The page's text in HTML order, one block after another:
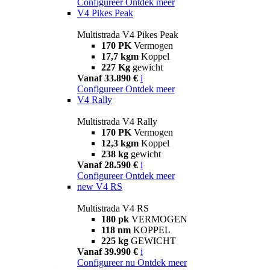
V4 Pikes Peak
Multistrada V4 Pikes Peak
170 PK Vermogen
17,7 kgm Koppel
227 Kg gewicht
Vanaf 33.890 € i
Configureer Ontdek meer
V4 Rally
Multistrada V4 Rally
170 PK Vermogen
12,3 kgm Koppel
238 kg gewicht
Vanaf 28.590 € i
Configureer Ontdek meer
new V4 RS
Multistrada V4 RS
180 pk VERMOGEN
118 nm KOPPEL
225 kg GEWICHT
Vanaf 39.990 € i
Configureer nu Ontdek meer